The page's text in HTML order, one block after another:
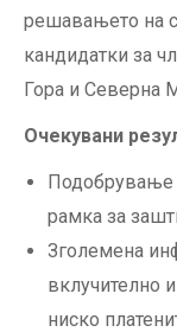
решавањето на
кандидатки за
Гора и Северна
Очекувани
Подобрување
рамка за
Зголемена
вклучително
ниско